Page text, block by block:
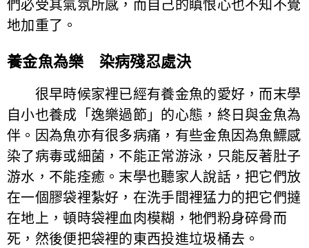
們必受其氣氛所感，而自己的瞋恨心也不知不覺
地加重了。
養金魚為樂 染病殘忍處決
很早時候家裡已經有養金魚的愛好，而末學
自小也養成「逸樂過節」的心態，終日與金魚為
伴。因為魚亦有很多病痛，有些金魚因為魚鰾感
染了病毒或細菌，不能正常游泳，只能反著肚子
游水，不能痊癒。末學也聽家人說話，把它們放
在一個膠袋裡紮好，在洗手間裡猛力的把它們撻
在地上，頓時袋裡血肉模糊，牠們粉身碎骨而
死，然後便把袋裡的東西投進垃圾桶去。